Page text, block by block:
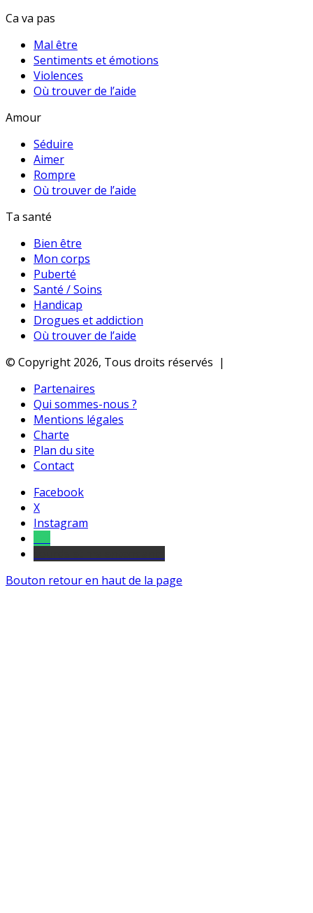
Ca va pas
Mal être
Sentiments et émotions
Violences
Où trouver de l’aide
Amour
Séduire
Aimer
Rompre
Où trouver de l’aide
Ta santé
Bien être
Mon corps
Puberté
Santé / Soins
Handicap
Drogues et addiction
Où trouver de l’aide
© Copyright 2026, Tous droits réservés |
Partenaires
Qui sommes-nous ?
Mentions légales
Charte
Plan du site
Contact
Facebook
X
Instagram
Bouton retour en haut de la page